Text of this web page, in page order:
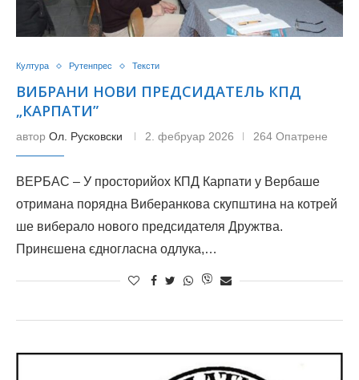
Култура Рутенпрес Тексти
ВИБРАНИ НОВИ ПРЕДСИДАТЕЛЬ КПД
„КАРПАТИ”
автор Ол. Русковски 2. фебруар 2026 264 Опатрене
ВЕРБАС – У просторийох КПД Карпати у Вербаше
отримана порядна Виберанкова скупштина на котрей
ше виберало нового предсидателя Дружтва.
Принєшена єдногласна одлука,…